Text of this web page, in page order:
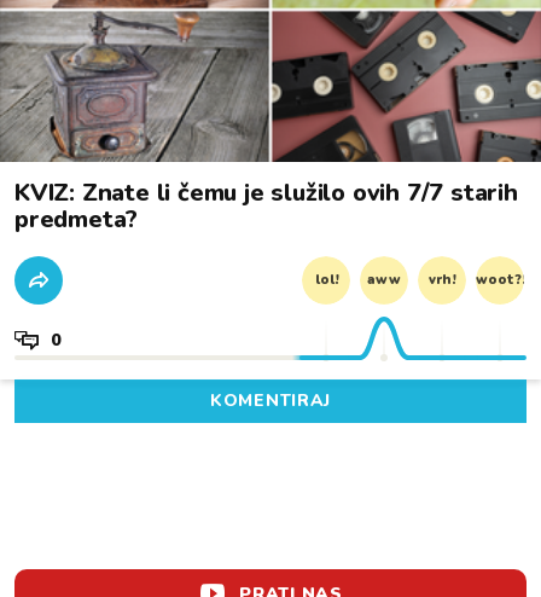
KVIZ: Znate li čemu je služilo ovih 7/7 starih
predmeta?
lol! aww vrh! woot?!
0
KOMENTIRAJ